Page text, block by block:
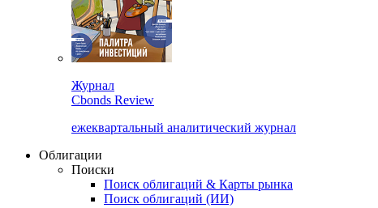
Журнал
Cbonds Review
ежеквартальный аналитический журнал
Облигации
Поиски
Поиск облигаций & Карты рынка
Поиск облигаций (ИИ)